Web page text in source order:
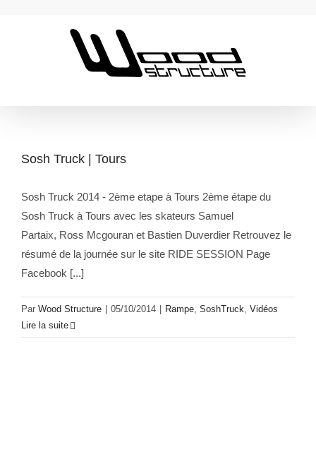
Sosh Truck | Tours
Sosh Truck 2014 - 2ème etape à Tours 2ème étape du
Sosh Truck à Tours avec les skateurs Samuel
Partaix, Ross Mcgouran et Bastien Duverdier Retrouvez le
résumé de la journée sur le site RIDE SESSION Page
Facebook [...]
Par Wood Structure 05/10/2014 Rampe, SoshTruck, Vidéos
Lire la suite